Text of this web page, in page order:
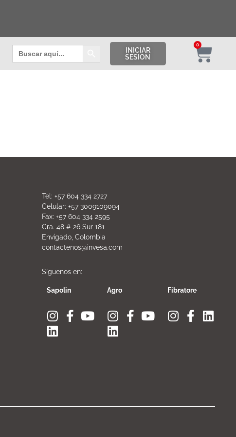
Buscar: Botón de búsqueda
INICIAR
SESION
0
Tel: +57 604 334 2727
Celular: +57 3009109094
Fax: +57 604 334 2595
Cra. 48 # 26 Sur 181
Envigado, Colombia
contactenos@invesa.com
Síguenos en:
Sapolin Agro Fibratore